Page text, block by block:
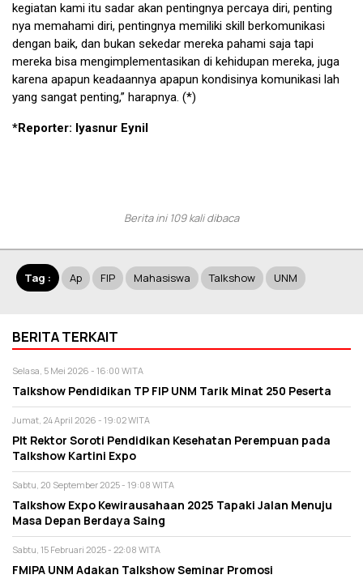
kegiatan kami itu sadar akan pentingnya percaya diri, penting
nya memahami diri, pentingnya memiliki skill berkomunikasi
dengan baik, dan bukan sekedar mereka pahami saja tapi
mereka bisa mengimplementasikan di kehidupan mereka, juga
karena apapun keadaannya apapun kondisinya komunikasi lah
yang sangat penting,” harapnya. (*)
*Reporter: Iyasnur Eynil
Berita ini 109 kali dibaca
Tag : Ap FIP Mahasiswa Talkshow UNM
BERITA TERKAIT
Selasa, 5 Mei 2026 - 16:00 WITA
Talkshow Pendidikan TP FIP UNM Tarik Minat 250 Peserta
Jumat, 24 April 2026 - 19:02 WITA
Plt Rektor Soroti Pendidikan Kesehatan Perempuan pada
Talkshow Kartini Expo
Sabtu, 20 September 2025 - 19:08 WITA
Talkshow Expo Kewirausahaan 2025 Tapaki Jalan Menuju
Masa Depan Berdaya Saing
Sabtu, 15 Februari 2025 - 22:08 WITA
FMIPA UNM Adakan Talkshow Seminar Promosi